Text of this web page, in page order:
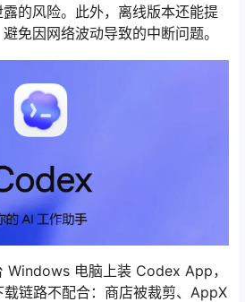
的风险。此外，离线版本还能提
免因网络波动导致的中断问题。
Windows 电脑上装 Codex App，
链路不配合：商店被裁剪、AppX